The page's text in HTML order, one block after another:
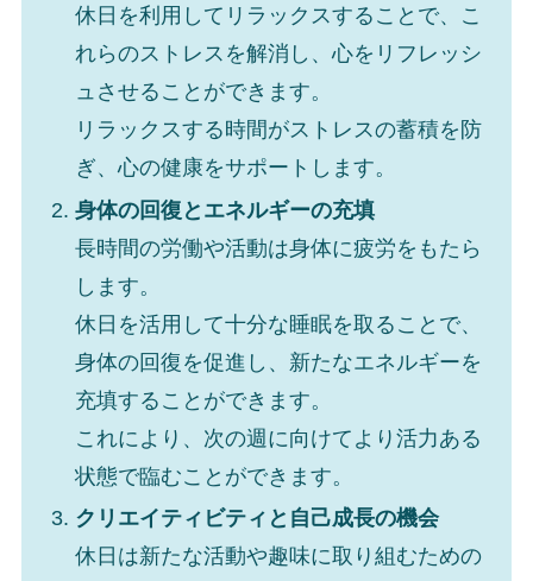
休日を利用してリラックスすることで、こ
れらのストレスを解消し、心をリフレッシ
ュさせることができます。
リラックスする時間がストレスの蓄積を防
ぎ、心の健康をサポートします。
身体の回復とエネルギーの充填
長時間の労働や活動は身体に疲労をもたら
します。
休日を活用して十分な睡眠を取ることで、
身体の回復を促進し、新たなエネルギーを
充填することができます。
これにより、次の週に向けてより活力ある
状態で臨むことができます。
クリエイティビティと自己成長の機会
休日は新たな活動や趣味に取り組むための